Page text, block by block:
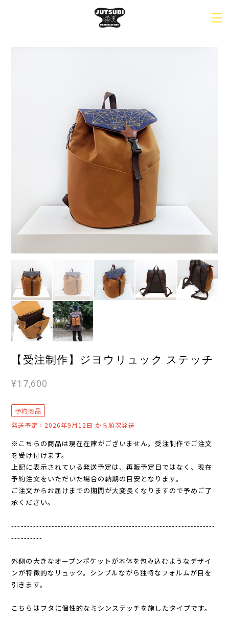
【受注制作】ジヨウリュック ステッチ
¥17,600
予約商品
発送予定：2026年9月12日 から順次発送
※こちらの商品は現在在庫がございません。受注制作でご注文
を受け付けます。
上記に表示されている発送予定は、再販予定日ではなく、現在
予約注文をいただいた場合の納期の目安となります。
ご注文からお届けまでの期間が大変長くなりますので予めご了
承ください。
------------------------------------------------------------------
----------
外側の大きなオープンポケットが本体を包み込むようなデザイ
ンが特徴的なリュック。シンプルながら独特なフォルムが目を
引きます。
こちらはフタに個性的なミシンステッチを施したタイプです。